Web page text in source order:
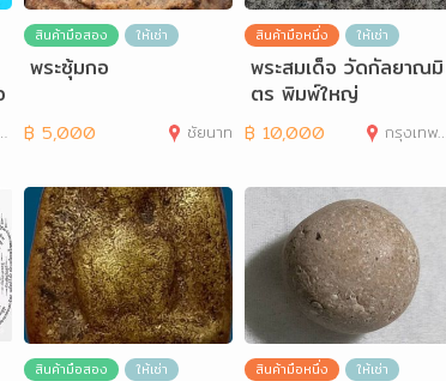
สินค้ามือสอง ให้เช่า
พระซุ้มกอ
฿ 5,000 ชัยนาท
สินค้ามือหนึ่ง ให้เช่า
พระสมเด็จ วัดกัลยาณมิ
ตร พิมพ์ใหญ่
฿ 10,000 กรุงเทพมหานคร
สินค้ามือสอง ให้เช่า สินค้ามือหนึ่ง ให้เช่า